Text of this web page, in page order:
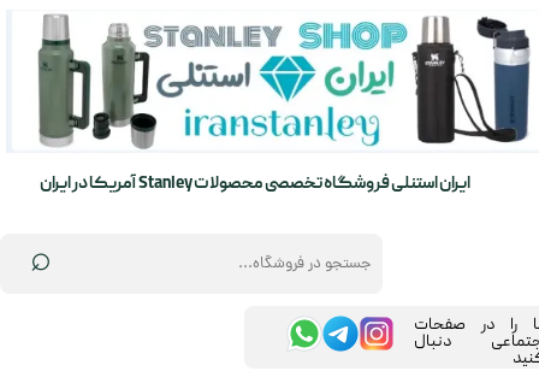
⌕
ایران استنلی فروشگاه تخصصی محصولات Stanley آمریکا در ایران
حساب کاربری من
تغییر گذر واژه
را در صفحات
دنبال